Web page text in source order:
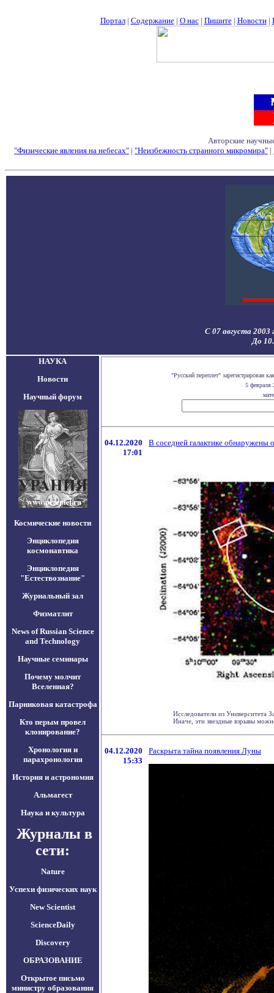
Портал| Содержание| О нас| Пишите| Новости|
Авторские
"Физические явления на небесах" | "Неизбежность странного микромира" |
С 07 августа 2003
До
НАУКА
Новости
Научный форум
Космические новости
Энциклопедия
космонавтика
Энциклопедия
"Естествознание"
Журнальный зал
Физматлит
News of Russian Science
and Technology
Научные семинары
Почему молчит
Вселенная?
Парниковая катастрофа
Кто перым провел
клонирование?
Хронология и
парахронология
История и астрономия
Альмагест
Наука и культура
Журналы в
сети:
Nature
Успехи физических наук
New Scientist
ScienceDaily
Discovery
ОБРАЗОВАНИЕ
Открытое письмо
министру образования
"Русский переплет" зарегистрирован
5 февраля
04.12.2020
17:01
В соседней галактике обнаружены
Исследователи из Университета
Иначе, эти звездные взрывы
04.12.2020
15:33
Раскрыта тайна появления Луны